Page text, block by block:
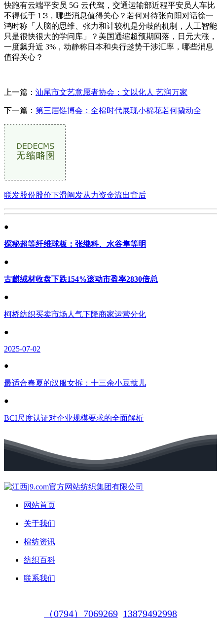
快跑有云端平安员 5G 云代驾，交通运输部近程平安员人车比
不得低于 1∶3，哪些消息值得关心？若何对待张向阳对话徐一
鸿时称「人脑的思维、张力和计较机是分歧的机制，人工智能
只是很快很大的学问库」？美国通缩超预期回落，日元大涨，
一度飙升近 3%，动静称日本和央行趁势干涉汇率，哪些消息
值得关心？
上一篇： 汕尾市文艺意愿者协会：文以化人 艺润万家
下一篇： 第三届链博会：全棉时代展现小棉花若何撬动全
联发股份股价下滑阐发从力资金流出背后
●
探秘超等纤维球板：张继科、水谷隼等明
●
古麒绒材收盘下跌154%滚动市盈率2830倍总
●
柯桥纺织买卖市场人气下降商家运营分化
●
2025-07-02
●
最适合春夏的汉服女拆：十三余小豆蔻儿
●
BCI尺度认证对企业规模要求的全面解析
网站首页
关于我们
棉纺资讯
纺织百科
联系我们
（0794）7069269 13879492998